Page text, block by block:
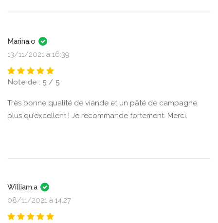
Marina.o
13/11/2021 à 16:39
Note de : 5 / 5
Très bonne qualité de viande et un pâté de campagne
plus qu'excellent ! Je recommande fortement. Merci.
William.a
08/11/2021 à 14:27